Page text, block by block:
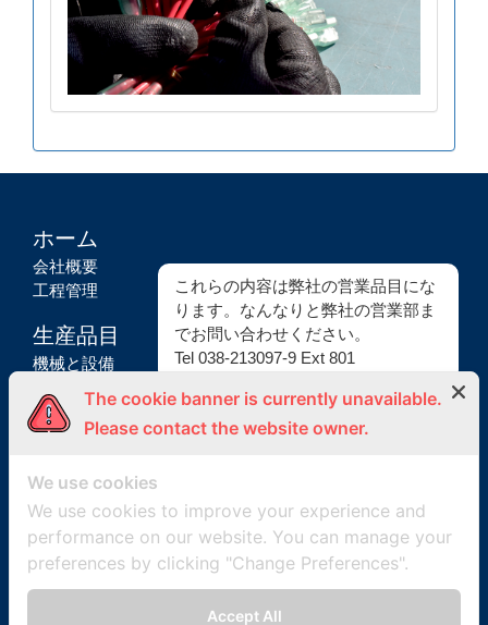
ホーム
会社概要
工程管理
生産品目
機械と設備
製品
品質マネージメントシステム
品質管理用設備
ご連絡先
これらの内容は弊社の営業品目にな
ります。なんなりと弊社の営業部ま
でお問い合わせください。
Tel 038-213097-9 Ext 801
The cookie banner is currently unavailable.
Please contact the website owner.
We use cookies
We use cookies to improve your experience and
performance on our website. You can manage your
preferences by clicking "Change Preferences".
Accept All